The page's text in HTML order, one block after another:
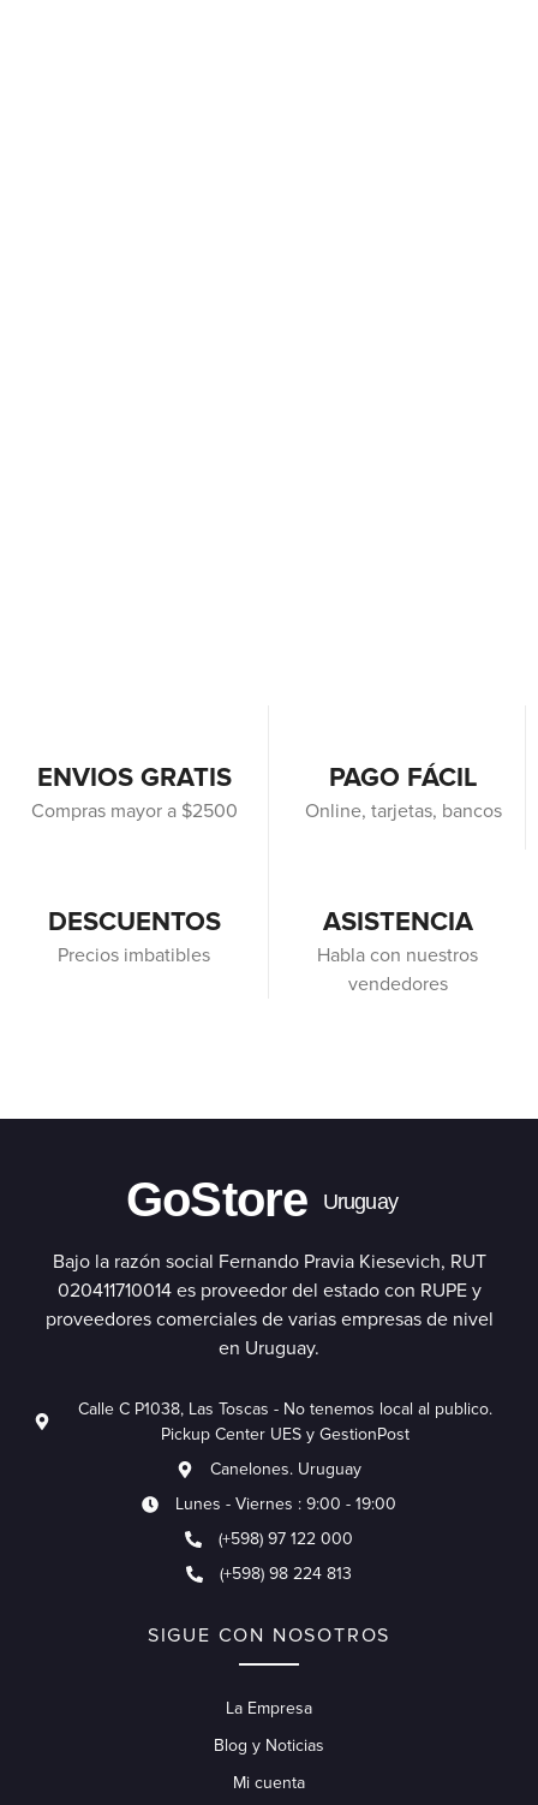
ENVIOS GRATIS
Compras mayor a $2500
PAGO FÁCIL
Online, tarjetas, bancos
DESCUENTOS
Precios imbatibles
ASISTENCIA
Habla con nuestros
vendedores
GoStore Uruguay
Bajo la razón social Fernando Pravia Kiesevich, RUT
020411710014 es proveedor del estado con RUPE y
proveedores comerciales de varias empresas de nivel
en Uruguay.
Calle C P1038, Las Toscas - No tenemos local al publico.
Pickup Center UES y GestionPost
Canelones. Uruguay
Lunes - Viernes : 9:00 - 19:00
(+598) 97 122 000
(+598) 98 224 813
SIGUE CON NOSOTROS
La Empresa
Blog y Noticias
Mi cuenta